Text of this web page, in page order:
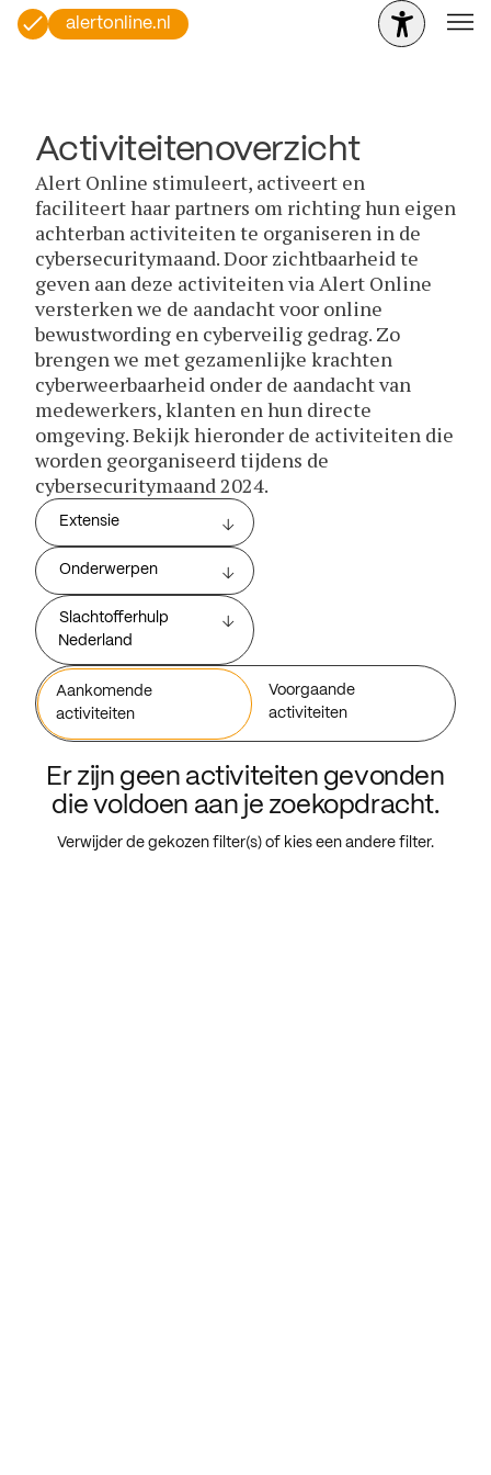
alertonline.nl
Activiteitenoverzicht
Alert Online stimuleert, activeert en
faciliteert haar partners om richting hun eigen
achterban activiteiten te organiseren in de
cybersecuritymaand. Door zichtbaarheid te
geven aan deze activiteiten via Alert Online
versterken we de aandacht voor online
bewustwording en cyberveilig gedrag. Zo
brengen we met gezamenlijke krachten
cyberweerbaarheid onder de aandacht van
medewerkers, klanten en hun directe
omgeving. Bekijk hieronder de activiteiten die
worden georganiseerd tijdens de
cybersecuritymaand 2024.
Extensie
Onderwerpen
Slachtofferhulp
Nederland
Aankomende
activiteiten
Voorgaande
activiteiten
Er zijn geen activiteiten gevonden
die voldoen aan je zoekopdracht.
Verwijder de gekozen filter(s) of kies een andere filter.